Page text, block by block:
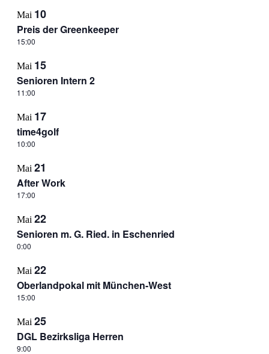
Mai 10
Preis der Greenkeeper
15:00
Mai 15
Senioren Intern 2
11:00
Mai 17
time4golf
10:00
Mai 21
After Work
17:00
Mai 22
Senioren m. G. Ried. in Eschenried
0:00
Mai 22
Oberlandpokal mit München-West
15:00
Mai 25
DGL Bezirksliga Herren
9:00